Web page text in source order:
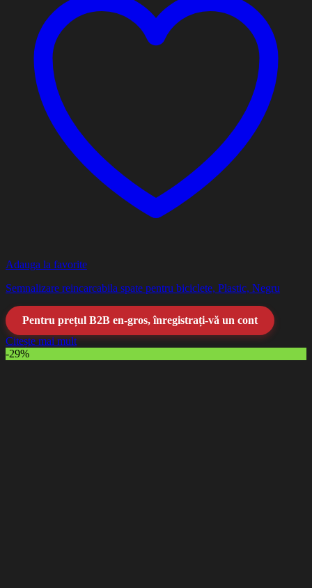
Adauga la favorite
Semnalizare reincarcabila spate pentru biciclete, Plastic, Negru
Pentru prețul B2B en-gros, înregistrați-vă un cont
Citește mai mult
-29%